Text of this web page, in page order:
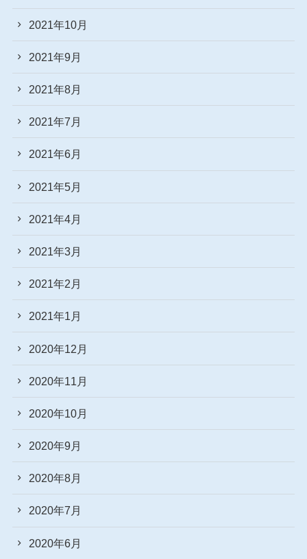
2021年10月
2021年9月
2021年8月
2021年7月
2021年6月
2021年5月
2021年4月
2021年3月
2021年2月
2021年1月
2020年12月
2020年11月
2020年10月
2020年9月
2020年8月
2020年7月
2020年6月